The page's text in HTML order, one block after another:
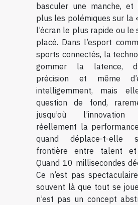
basculer une manche, et
plus les polémiques sur la
l’écran le plus rapide ou le
placé. Dans l’esport
sports connectés, la
gommer la latence,
précision et même
intelligemment, mais
question de fond,
jusqu’où l’innovation
réellement la
quand déplace-t-elle
frontière entre talent et
Quand 10 millisecondes
Ce n’est pas
souvent là que tout se
n’est pas un concept